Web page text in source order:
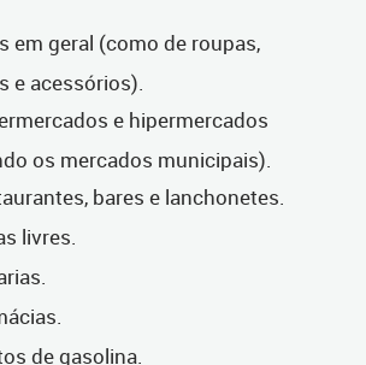
em geral (como de roupas,
e acessórios).
e hipermercados
os mercados municipais).
bares e lanchonetes.
livres.
de gasolina.